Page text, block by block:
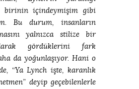
birinin içindeymişim gibi
Bu durum, insanların
yalnızca stilize bir
gördüklerini fark
da yoğunlaşıyor. Hani o
“Ya Lynch işte, karanlık
deyip geçebilenlerle